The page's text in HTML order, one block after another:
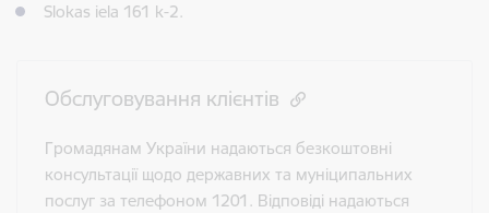
Slokas iela 161 k-2.
Обслуговування клієнтів
Громадянам України надаються безкоштовні
консультації щодо державних та муніципальних
послуг за телефоном 1201. Відповіді надаються